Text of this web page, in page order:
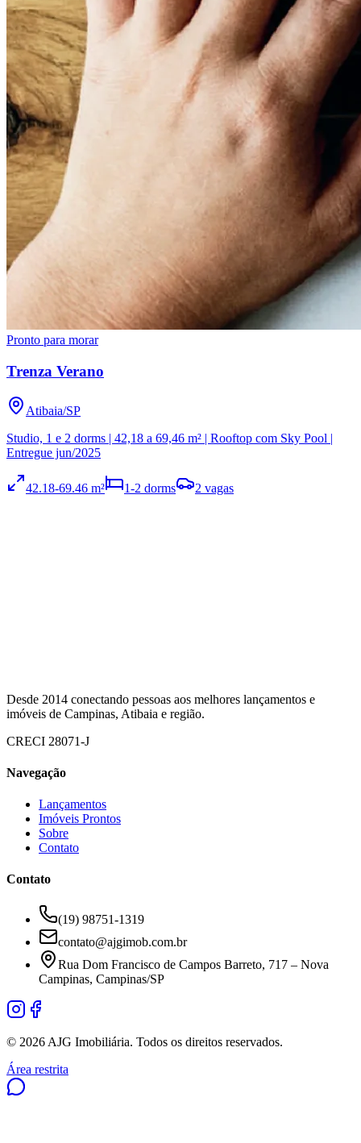
Pronto para morar
Trenza Verano
Atibaia/SP
Studio, 1 e 2 dorms | 42,18 a 69,46 m² | Rooftop com Sky Pool |
Entregue jun/2025
42.18-69.46 m² 1-2 dorms 2 vagas
Desde 2014 conectando pessoas aos melhores lançamentos e
imóveis de Campinas, Atibaia e região.
CRECI 28071-J
Navegação
Lançamentos
Imóveis Prontos
Sobre
Contato
Contato
(19) 98751-1319
contato@ajgimob.com.br
Rua Dom Francisco de Campos Barreto, 717 – Nova
Campinas, Campinas/SP
© 2026 AJG Imobiliária. Todos os direitos reservados.
Área restrita